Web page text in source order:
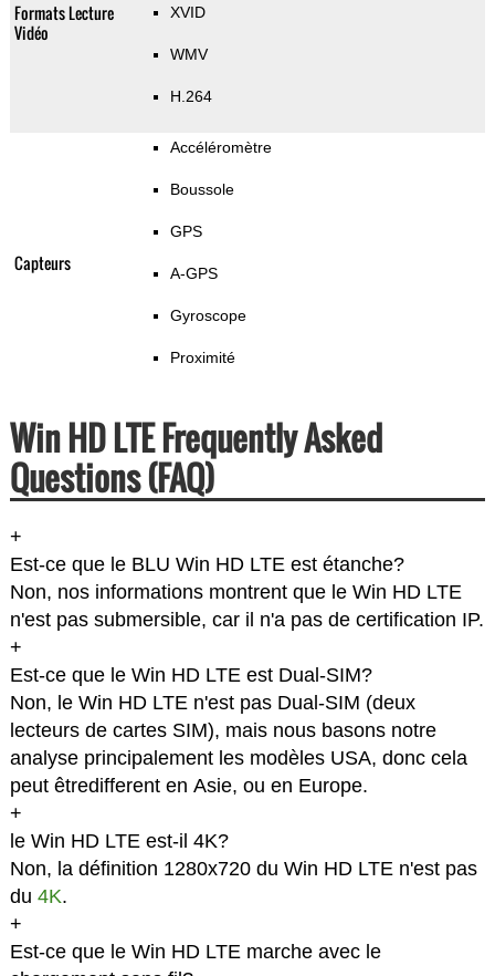
Formats Lecture
Vidéo
XVID
WMV
H.264
Capteurs
Accéléromètre
Boussole
GPS
A-GPS
Gyroscope
Proximité
Win HD LTE Frequently Asked
Questions (FAQ)
+
Est-ce que le BLU Win HD LTE est étanche?
Non, nos informations montrent que le Win HD LTE
n'est pas submersible, car il n'a pas de certification IP.
+
Est-ce que le Win HD LTE est Dual-SIM?
Non, le Win HD LTE n'est pas Dual-SIM (deux
lecteurs de cartes SIM), mais nous basons notre
analyse principalement les modèles USA, donc cela
peut êtredifferent en Asie, ou en Europe.
+
le Win HD LTE est-il 4K?
Non, la définition 1280x720 du Win HD LTE n'est pas
du 4K.
+
Est-ce que le Win HD LTE marche avec le